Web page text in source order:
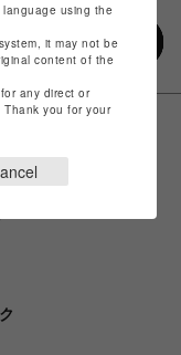
using the
it may not be
content of the
any direct or
Thank you for your